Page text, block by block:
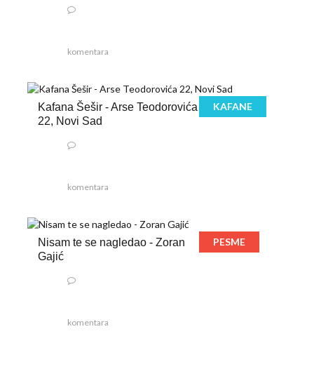
komentara
Kafana Šešir - Arse Teodorovića
22, Novi Sad
KAFANE
komentara
Nisam te se nagledao - Zoran
Gajić
PESME
komentara